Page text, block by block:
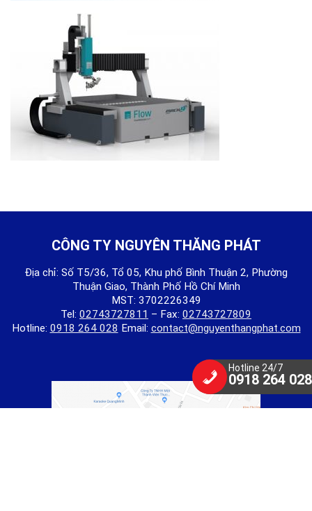
CÔNG TY NGUYÊN THĂNG PHÁT
Địa chỉ: Số T5/36, Tổ 05, Khu phố Bình Thuận 2, Phường
Thuận Giao, Thành Phố Hồ Chí Minh
MST: 3702226349
Tel: 02743727811 – Fax: 02743727809
Hotline: 0918 264 028 Email: contact@nguyenthangphat.com
Hotline 24/7
0918 264 028